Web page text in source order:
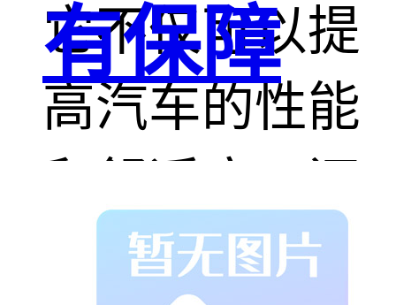
它不仅可以提
高汽车的性能
可以降低维护
有保障